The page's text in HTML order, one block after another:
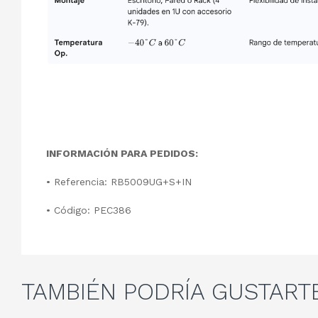
INFORMACIÓN PARA PEDIDOS:
• Referencia: RB5009UG+S+IN
• Código: PEC386
TAMBIÉN PODRÍA